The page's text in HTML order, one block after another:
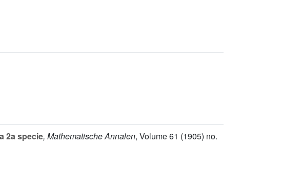
2a specie, Mathematische Annalen, Volume 61 (1905) no.